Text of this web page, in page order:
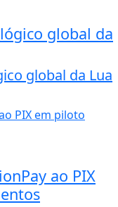
global da
global da Lua
ao PIX